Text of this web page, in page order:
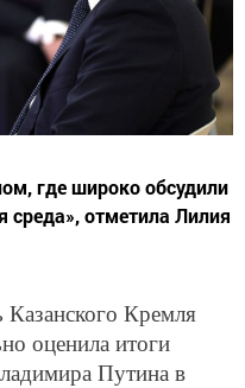
где широко обсудили
среда», отметила Лилия
Казанского Кремля
оценила итоги
Путина в